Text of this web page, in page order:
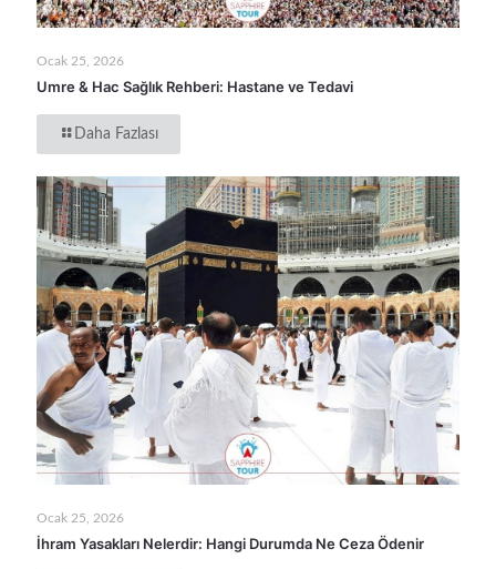
Ocak 25, 2026
Umre & Hac Sağlık Rehberi: Hastane ve Tedavi
Daha Fazlası
Ocak 25, 2026
İhram Yasakları Nelerdir: Hangi Durumda Ne Ceza Ödenir